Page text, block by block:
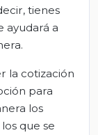
tienes
ayudará a
la cotización
para
los
que se